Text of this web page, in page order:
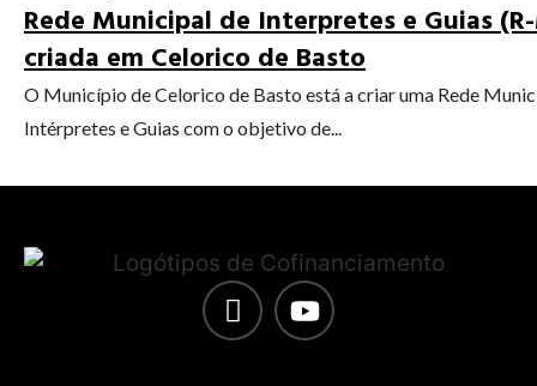
Rede Municipal de Interpretes e Guias
criada em Celorico de Basto
O Município de Celorico de Basto está a criar uma Rede
Intérpretes e Guias com o objetivo de...